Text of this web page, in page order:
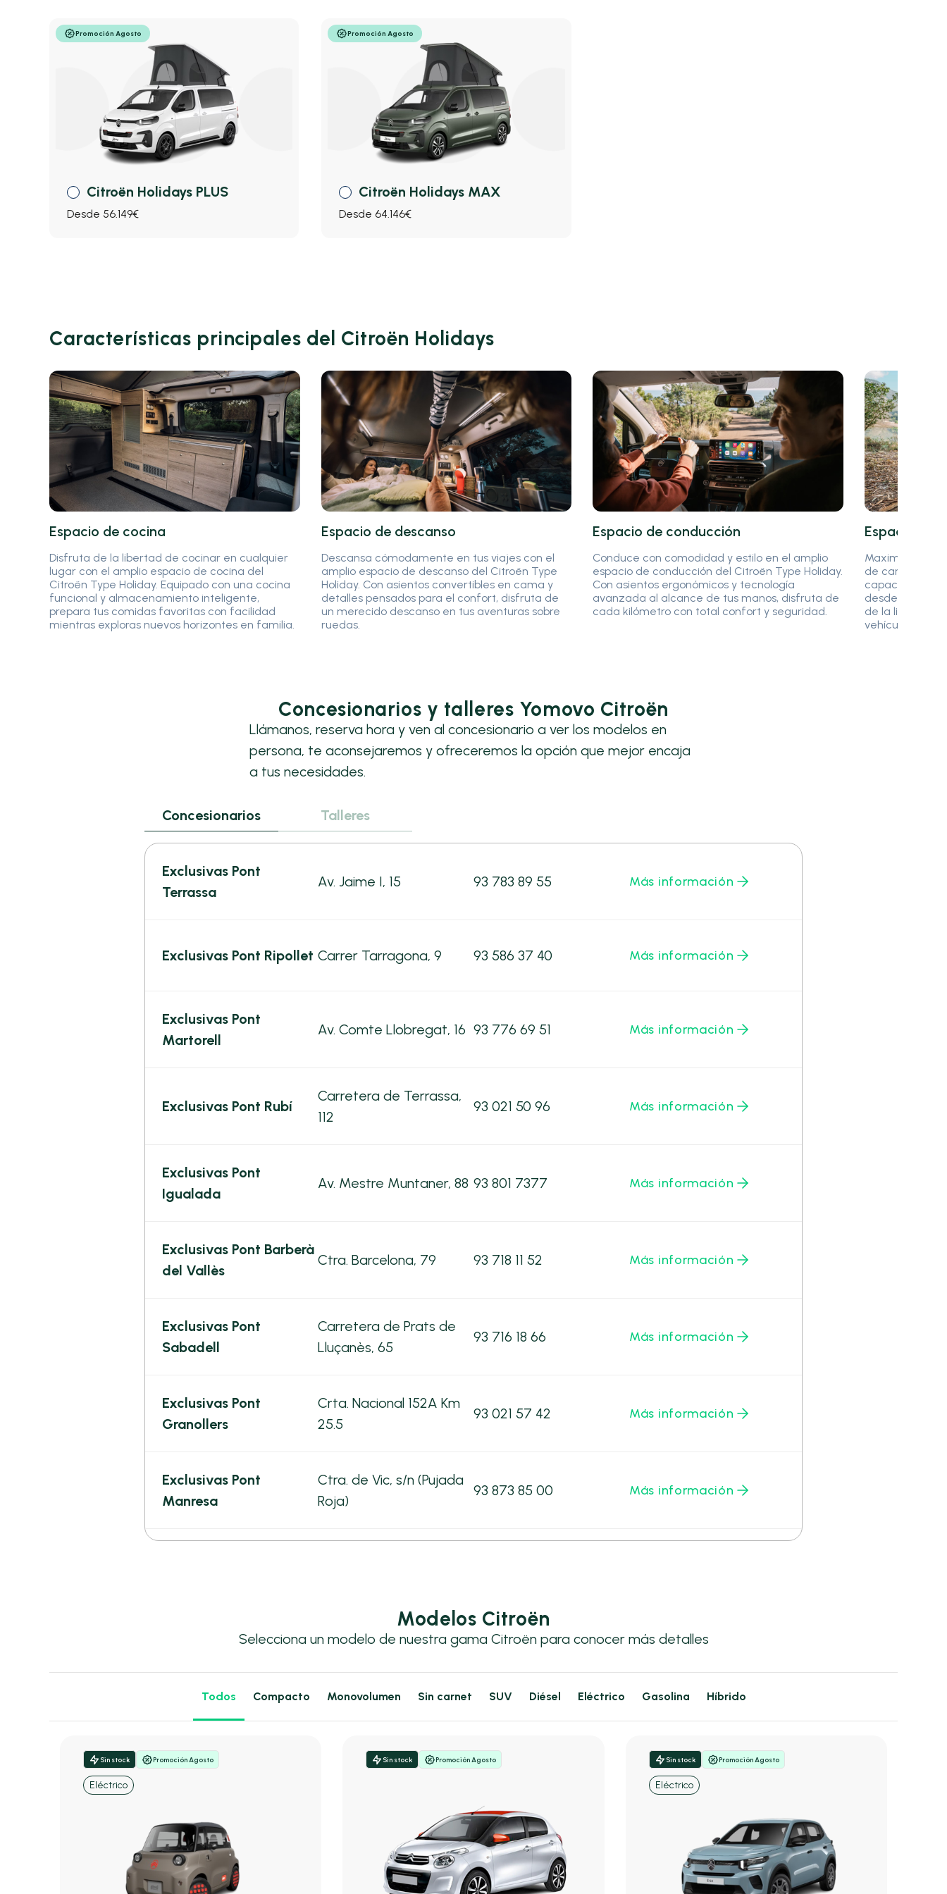
Promoción Agosto
Citroën Holidays PLUS
Desde 56.149€
Promoción Agosto
Citroën Holidays MAX
Desde 64.146€
Características principales del Citroën Holidays
Espacio de cocina
Disfruta de la libertad de cocinar en cualquier
lugar con el amplio espacio de cocina del
Citroën Type Holiday. Equipado con una cocina
funcional y almacenamiento inteligente,
prepara tus comidas favoritas con facilidad
mientras exploras nuevos horizontes en familia.
Espacio de descanso
Descansa cómodamente en tus viajes con el
amplio espacio de descanso del Citroën Type
Holiday. Con asientos convertibles en cama y
detalles pensados para el confort, disfruta de
un merecido descanso en tus aventuras sobre
ruedas.
Espacio de conducción
Conduce con comodidad y estilo en el amplio
espacio de conducción del Citroën Type Holiday.
Con asientos ergonómicos y tecnología
avanzada al alcance de tus manos, disfruta de
cada kilómetro con total confort y seguridad.
Espacio de
Maximiza tus
de carga del
capacidad
desde equipo
de la libertad
vehículo
Concesionarios y talleres Yomovo Citroën
Llámanos, reserva hora y ven al concesionario a ver los modelos en
persona, te aconsejaremos y ofreceremos la opción que mejor encaja
a tus necesidades.
Concesionarios Talleres
Exclusivas Pont
Terrassa
Av. Jaime I, 15 93 783 89 55 Más información
Exclusivas Pont Ripollet Carrer Tarragona, 9 93 586 37 40 Más información
Exclusivas Pont
Martorell
Av. Comte Llobregat, 16 93 776 69 51 Más información
Exclusivas Pont Rubí
Carretera de Terrassa,
112
93 021 50 96 Más información
Exclusivas Pont
Igualada
Av. Mestre Muntaner, 88 93 801 7377 Más información
Exclusivas Pont Barberà
del Vallès
Ctra. Barcelona, 79 93 718 11 52 Más información
Exclusivas Pont
Sabadell
Carretera de Prats de
Lluçanès, 65
93 716 18 66 Más información
Exclusivas Pont
Granollers
Crta. Nacional 152A Km
25.5
93 021 57 42 Más información
Exclusivas Pont
Manresa
Ctra. de Vic, s/n (Pujada
Roja)
93 873 85 00 Más información
Modelos Citroën
Selecciona un modelo de nuestra gama Citroën para conocer más detalles
Todos Compacto Monovolumen Sin carnet SUV Diésel Eléctrico Gasolina Híbrido
Sin stock Promoción Agosto
Eléctrico
Sin stock Promoción Agosto Sin stock Promoción Agosto
Eléctrico